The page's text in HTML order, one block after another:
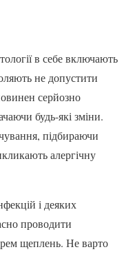
в себе включають
не допустити
серйозно
будь-які зміни.
підбираючи
алергічну
і деяких
проводити
щеплень. Не варто